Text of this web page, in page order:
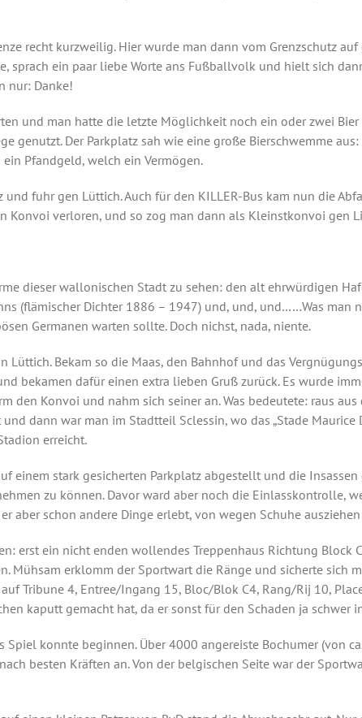
recht kurzweilig. Hier wurde man dann vom Grenzschutz
sprach ein paar liebe Worte ans Fußballvolk und hielt sich
nur: Danke!
und man hatte die letzte Möglichkeit noch ein oder zwei
genutzt. Der Parkplatz sah wie eine große Bierschwemme
Pfandgeld, welch ein Vermögen.
fuhr gen Lüttich. Auch für den KILLER-Bus kam nun die
Konvoi verloren, und so zog man dann als Kleinstkonvoi gen
dieser wallonischen Stadt zu sehen: den alt ehrwürdigen
(flämischer Dichter 1886 – 1947) und, und, und……Was man
Germanen warten sollte. Doch nichst, nada, niente.
Bekam so die Maas, den Bahnhof und das
bekamen dafür einen extra lieben Gruß zurück. Es wurde
den Konvoi und nahm sich seiner an. Was bedeutete: raus
dann war man im Stadtteil Sclessin, wo das „Stade Maurice
erreicht.
einem stark gesicherten Parkplatz abgestellt und die
zu können. Davor ward aber noch die Einlasskontrolle,
aber schon andere Dinge erlebt, von wegen Schuhe
erst ein nicht enden wollendes Treppenhaus Richtung Block
Mühsam erklomm der Sportwart die Ränge und sicherte sich
Tribune 4, Entree/Ingang 15, Bloc/Blok C4, Rang/Rij 10,
kaputt gemacht hat, da er sonst für den Schaden ja schwer
konnte beginnen. Über 4000 angereiste Bochumer (von
besten Kräften an. Von der belgischen Seite war der